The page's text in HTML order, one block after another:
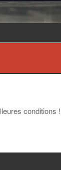
conditions !